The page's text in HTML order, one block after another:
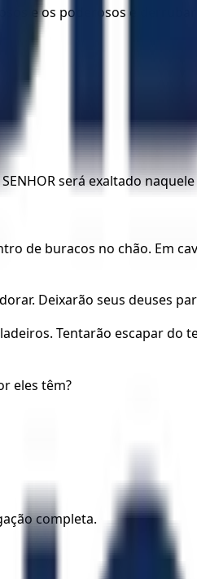
e os poderosos e
será exaltado
de buracos no chão. Em
Deixarão seus deuses
Tentarão escapar do
eles têm?
completa.